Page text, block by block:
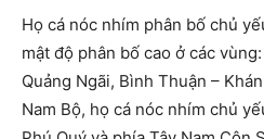
Họ cá nóc nhím phân bố chủ
mật độ phân bố cao ở các
Quảng Ngãi, Bình Thuận –
Nam Bộ, họ cá nóc nhím chủ